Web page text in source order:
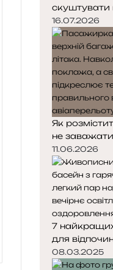
скуштувати
16.07.2026
Як
не
11.06.2026
7
для
08.03.2025